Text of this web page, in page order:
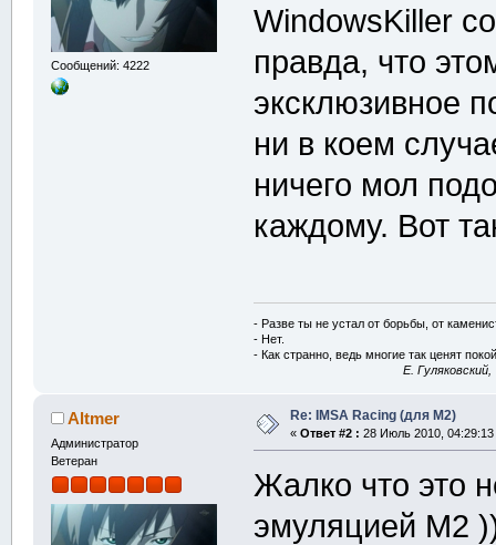
Сообщений: 4222
WindowsKiller
правда, что
эксклюзивное
ни в коем
ничего мол
каждому. Вот
- Разве ты не устал от борьбы, от
- Нет.
- Как странно, ведь многие так ценят
E.
Altmer
Администратор
Ветеран
Re: IMSA Racing (для M2)
« Ответ #2 : 28 Июль 2010, 04:29:13
Жалко что это
эмуляцией M2